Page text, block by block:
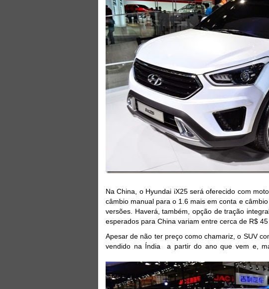
Na China, o Hyundai iX25 será oferecido com
câmbio manual para o 1.6 mais em conta e
versões. Haverá, também, opção de tração
esperados para China variam entre cerca de R$
Apesar de não ter preço como chamariz, o SUV
vendido na Índia a partir do ano que vem e,